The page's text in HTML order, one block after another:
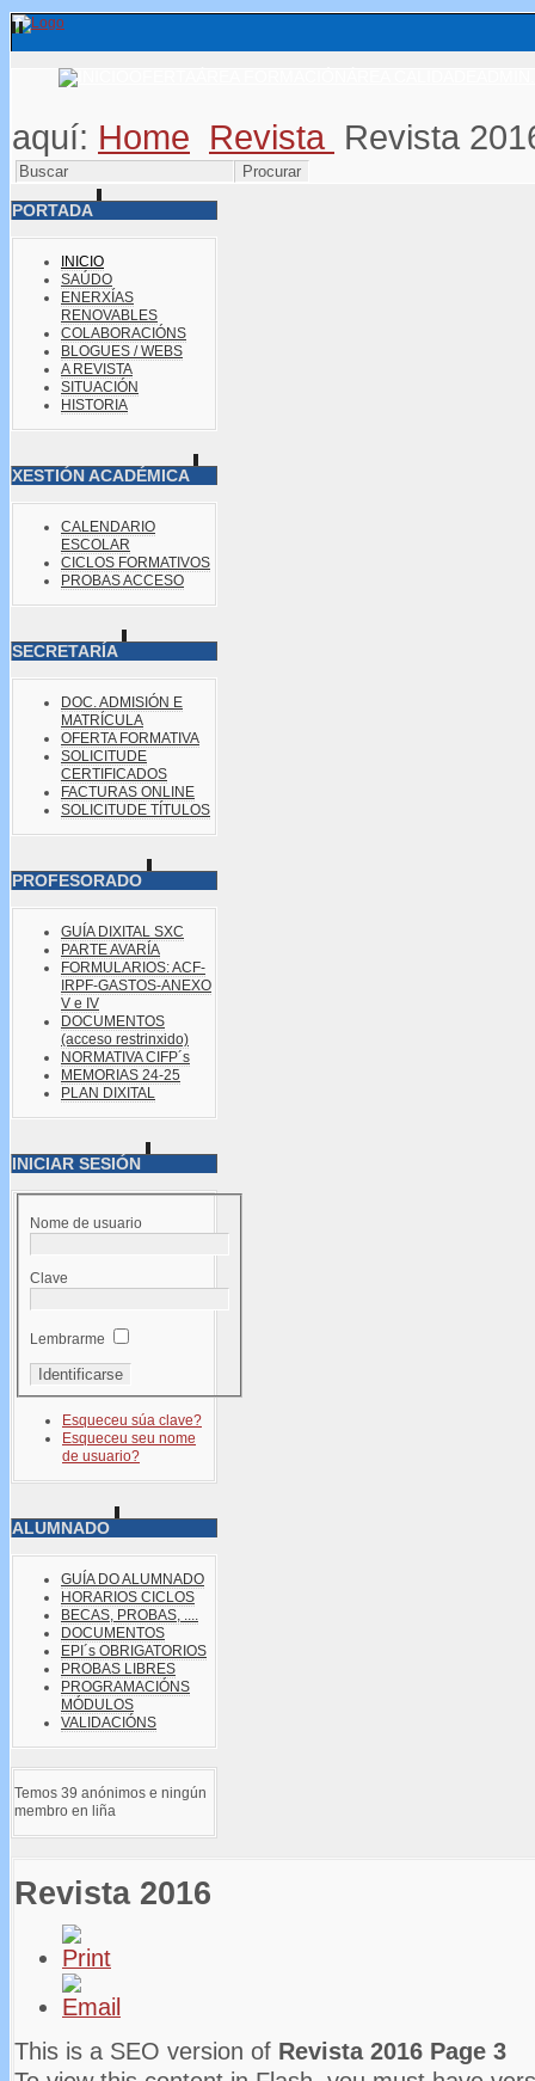
aquí: Home Revista Revista
PORTADA
INICIO
SAÚDO
ENERXÍAS
RENOVABLES
COLABORACIÓNS
BLOGUES / WEBS
A REVISTA
SITUACIÓN
HISTORIA
XESTIÓN ACADÉMICA
CALENDARIO
ESCOLAR
CICLOS FORMATIVOS
PROBAS ACCESO
SECRETARÍA
DOC. ADMISIÓN E
MATRÍCULA
OFERTA FORMATIVA
SOLICITUDE
CERTIFICADOS
FACTURAS ONLINE
SOLICITUDE TÍTULOS
PROFESORADO
GUÍA DIXITAL SXC
PARTE AVARÍA
FORMULARIOS: ACF-
IRPF-GASTOS-ANEXO
V e IV
DOCUMENTOS
(acceso restrinxido)
NORMATIVA CIFP´s
MEMORIAS 24-25
PLAN DIXITAL
INICIAR SESIÓN
Nome de usuario
Clave
Lembrarme
Esqueceu súa clave?
Esqueceu seu nome
de usuario?
ALUMNADO
GUÍA DO ALUMNADO
HORARIOS CICLOS
BECAS, PROBAS, ....
DOCUMENTOS
EPI´s OBRIGATORIOS
PROBAS LIBRES
PROGRAMACIÓNS
MÓDULOS
VALIDACIÓNS
Temos 39 anónimos e ningún
membro en liña
Revista 2016
This is a SEO version of Revista 2016 Page 3